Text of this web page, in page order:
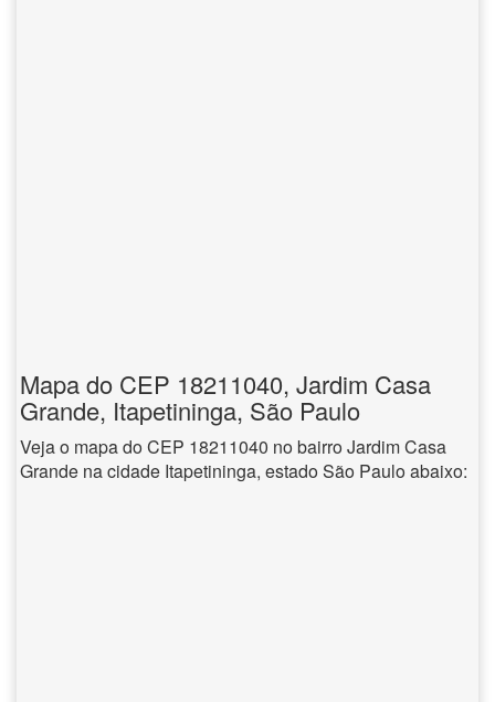
Mapa do CEP 18211040, Jardim Casa
Grande, Itapetininga, São Paulo
Veja o mapa do CEP 18211040 no bairro Jardim Casa
Grande na cidade Itapetininga, estado São Paulo abaixo: